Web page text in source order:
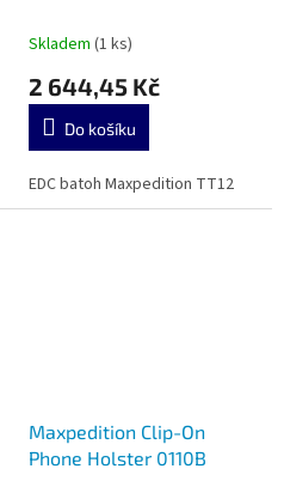
Skladem (1 ks)
2 644,45 Kč
Do košíku
EDC batoh Maxpedition TT12
Maxpedition Clip-On
Phone Holster 0110B